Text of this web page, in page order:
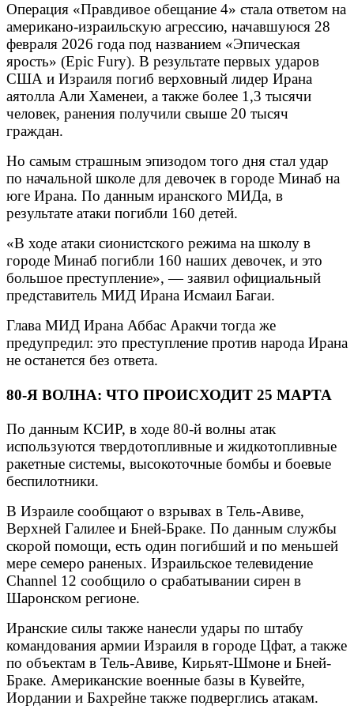
Операция «Правдивое обещание 4» стала ответом на
американо-израильскую агрессию, начавшуюся 28
февраля 2026 года под названием «Эпическая
ярость» (Epic Fury). В результате первых ударов
США и Израиля погиб верховный лидер Ирана
аятолла Али Хаменеи, а также более 1,3 тысячи
человек, ранения получили свыше 20 тысяч
граждан.
Но самым страшным эпизодом того дня стал удар
по начальной школе для девочек в городе Минаб на
юге Ирана. По данным иранского МИДа, в
результате атаки погибли 160 детей.
«В ходе атаки сионистского режима на школу в
городе Минаб погибли 160 наших девочек, и это
большое преступление», — заявил официальный
представитель МИД Ирана Исмаил Багаи.
Глава МИД Ирана Аббас Аракчи тогда же
предупредил: это преступление против народа Ирана
не останется без ответа.
80-Я ВОЛНА: ЧТО ПРОИСХОДИТ 25 МАРТА
По данным КСИР, в ходе 80-й волны атак
используются твердотопливные и жидкотопливные
ракетные системы, высокоточные бомбы и боевые
беспилотники.
В Израиле сообщают о взрывах в Тель-Авиве,
Верхней Галилее и Бней-Браке. По данным службы
скорой помощи, есть один погибший и по меньшей
мере семеро раненых. Израильское телевидение
Channel 12 сообщило о срабатывании сирен в
Шаронском регионе.
Иранские силы также нанесли удары по штабу
командования армии Израиля в городе Цфат, а также
по объектам в Тель-Авиве, Кирьят-Шмоне и Бней-
Браке. Американские военные базы в Кувейте,
Иордании и Бахрейне также подверглись атакам.